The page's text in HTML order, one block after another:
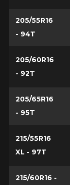
205/55R16
- 94T
205/60R16
- 92T
205/65R16
- 95T
215/55R16
XL - 97T
215/60R16 -